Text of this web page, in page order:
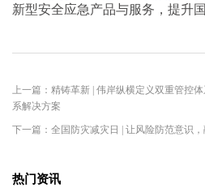
新型安全应急产品与服务，提升
上一篇：精铸革新 | 伟岸纵横定义双重管控
系解决方案
下一篇：全国防灾减灾日 | 让风险防范意识
热门资讯